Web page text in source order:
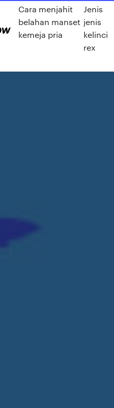
Cara menjahit
belahan manset
kemeja pria
Jenis
jenis
kelinci
rex